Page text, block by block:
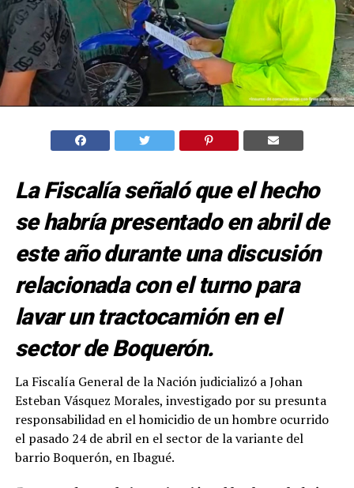
La Fiscalía señaló que el hecho
se habría presentado en abril de
este año durante una discusión
relacionada con el turno para
lavar un tractocamión en el
sector de Boquerón.
La Fiscalía General de la Nación judicializó a Johan
Esteban Vásquez Morales, investigado por su presunta
responsabilidad en el homicidio de un hombre ocurrido
el pasado 24 de abril en el sector de la variante del
barrio Boquerón, en Ibagué.